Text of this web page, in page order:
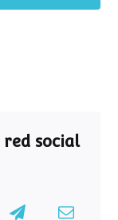
red social